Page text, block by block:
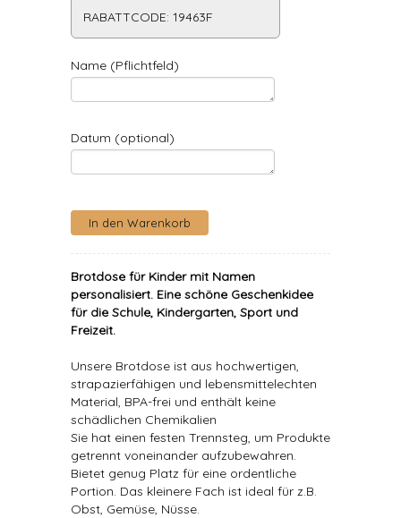
RABATTCODE: 19463F
Name (Pflichtfeld)
Datum (optional)
Brotdose für Kinder mit Namen
personalisiert. Eine schöne Geschenkidee
für die Schule, Kindergarten, Sport und
Freizeit.
Unsere Brotdose ist aus hochwertigen,
strapazierfähigen und lebensmittelechten
Material, BPA-frei und enthält keine
schädlichen Chemikalien
Sie hat einen festen Trennsteg, um Produkte
getrennt voneinander aufzubewahren.
Bietet genug Platz für eine ordentliche
Portion. Das kleinere Fach ist ideal für z.B.
Obst, Gemüse, Nüsse.